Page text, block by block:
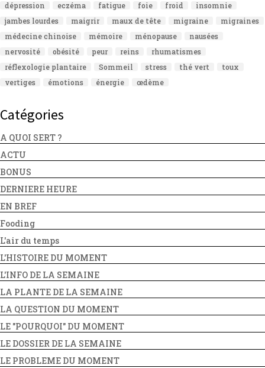
dépression
eczéma fatigue foie froid
insomnie
jambes lourdes
maigrir maux de tête migraine
migraines
médecine chinoise
mémoire ménopause
nausées
nervosité
obésité peur reins
rhumatismes
réflexologie plantaire
Sommeil stress thé vert
toux
vertiges
émotions énergie œdème
Catégories
A QUOI SERT ?
ACTU
BONUS
DERNIERE HEURE
EN BREF
Fooding
L'air du temps
L'HISTOIRE DU MOMENT
L'INFO DE LA SEMAINE
LA PLANTE DE LA SEMAINE
LA QUESTION DU MOMENT
LE "POURQUOI" DU MOMENT
LE DOSSIER DE LA SEMAINE
LE PROBLEME DU MOMENT